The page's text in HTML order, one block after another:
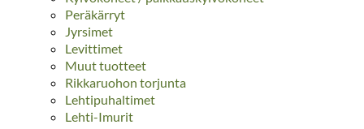
Peräkärryt
Jyrsimet
Levittimet
Muut tuotteet
Rikkaruohon torjunta
Lehtipuhaltimet
Lehti-Imurit